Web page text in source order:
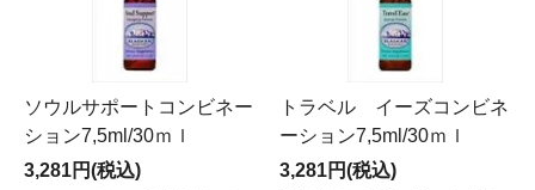
ソウルサポートコンビネー
ション7,5ml/30ｍｌ
3,281円(税込)
トラベル イーズコンビネ
ーション7,5ml/30ｍｌ
3,281円(税込)